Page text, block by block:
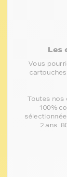
Les
Vous
Toutes nos
100%
2 ans.